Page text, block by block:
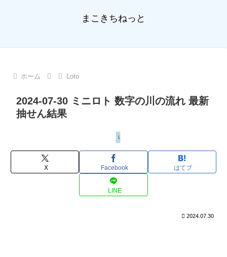
まこきちねっと
ホーム Loto
2024-07-30 ミニロト 数字の川の流れ 最新
抽せん結果
Loto
X Facebook はてブ
LINE
2024.07.30